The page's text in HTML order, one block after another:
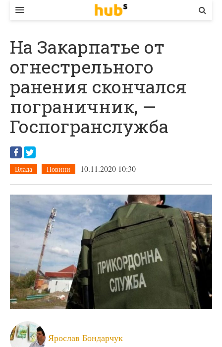
ЕКОНОМІКА
БІЗНЕС
СТАРТЕР
КОНТАКТИ
На Закарпатье от
огнестрельного
ранения скончался
пограничник, —
Госпогранслужба
Влада Новини 10.11.2020 10:30
Ярослав Бондарчук